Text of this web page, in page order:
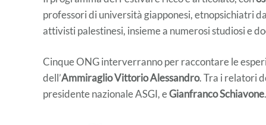
professori di università giapponesi, etnopsichiatri
attivisti palestinesi, insieme a numerosi studiosi e
Cinque ONG interverranno per raccontare le
dell’Ammiraglio Vittorio Alessandro. Tra i relatori
presidente nazionale ASGI, eGianfranco Schiavone.